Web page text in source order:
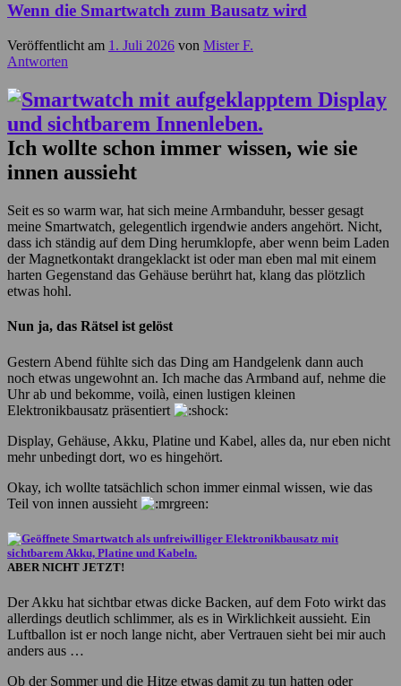
Wenn die Smartwatch zum Bausatz wird
Veröffentlicht am 1. Juli 2026 von Mister F.
Antworten
Ich wollte schon immer wissen, wie sie
innen aussieht
Seit es so warm war, hat sich meine Armbanduhr, besser gesagt
meine Smartwatch, gelegentlich irgendwie anders angehört. Nicht,
dass ich ständig auf dem Ding herumklopfe, aber wenn beim Laden
der Magnetkontakt drangeklackt ist oder man eben mal mit einem
harten Gegenstand das Gehäuse berührt hat, klang das plötzlich
etwas hohl.
Nun ja, das Rätsel ist gelöst
Gestern Abend fühlte sich das Ding am Handgelenk dann auch
noch etwas ungewohnt an. Ich mache das Armband auf, nehme die
Uhr ab und bekomme, voilà, einen lustigen kleinen
Elektronikbausatz präsentiert
Display, Gehäuse, Akku, Platine und Kabel, alles da, nur eben nicht
mehr unbedingt dort, wo es hingehört.
Okay, ich wollte tatsächlich schon immer einmal wissen, wie das
Teil von innen aussieht
ABER NICHT JETZT!
Der Akku hat sichtbar etwas dicke Backen, auf dem Foto wirkt das
allerdings deutlich schlimmer, als es in Wirklichkeit aussieht. Ein
Luftballon ist er noch lange nicht, aber Vertrauen sieht bei mir auch
anders aus …
Ob der Sommer und die Hitze etwas damit zu tun hatten oder